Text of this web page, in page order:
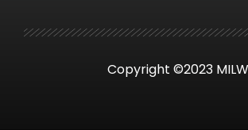
Copyright ©2023